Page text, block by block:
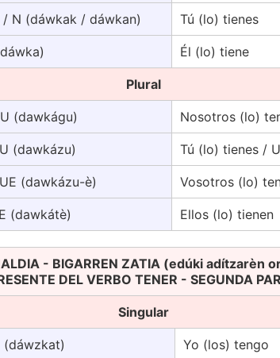
/ N (dáwkak / dáwkan) Tú (lo) tienes
Él (lo) tiene
Plural
(dawkágu) Nosotros (lo)
(dawkázu) Tú (lo) tienes /
(dawkázu-è) Vosotros (lo)
(dawkátè) Ellos (lo) tienen
- BIGARREN ZATIA (edúki adítzarèn
DEL VERBO TENER - SEGUNDA
Singular
(dáwzkat) Yo (los) tengo